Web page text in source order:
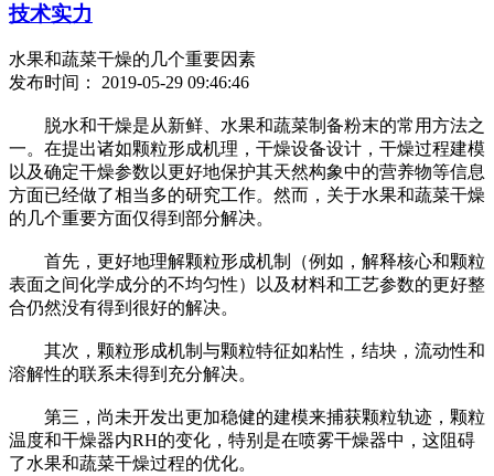
技术实力
水果和蔬菜干燥的几个重要因素
发布时间： 2019-05-29 09:46:46
脱水和干燥是从新鲜、水果和蔬菜制备粉末的常用方法之
一。在提出诸如颗粒形成机理，干燥设备设计，干燥过程建模
以及确定干燥参数以更好地保护其天然构象中的营养物等信息
方面已经做了相当多的研究工作。然而，关于水果和蔬菜干燥
的几个重要方面仅得到部分解决。
首先，更好地理解颗粒形成机制（例如，解释核心和颗粒
表面之间化学成分的不均匀性）以及材料和工艺参数的更好整
合仍然没有得到很好的解决。
其次，颗粒形成机制与颗粒特征如粘性，结块，流动性和
溶解性的联系未得到充分解决。
第三，尚未开发出更加稳健的建模来捕获颗粒轨迹，颗粒
温度和干燥器内RH的变化，特别是在喷雾干燥器中，这阻碍
了水果和蔬菜干燥过程的优化。